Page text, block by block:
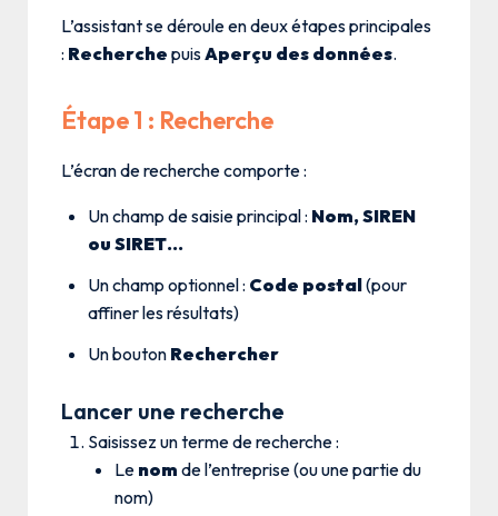
L’assistant se déroule en deux étapes principales
: Recherche puisAperçu des données.
Étape 1 : Recherche
L’écran de recherche comporte :
Un champ de saisie principal : Nom, SIREN
ou SIRET…
Un champ optionnel : Code postal(pour
affiner les résultats)
Un bouton Rechercher
Lancer une recherche
Saisissez un terme de recherche :
Le nom de l’entreprise (ou une partie du
nom)